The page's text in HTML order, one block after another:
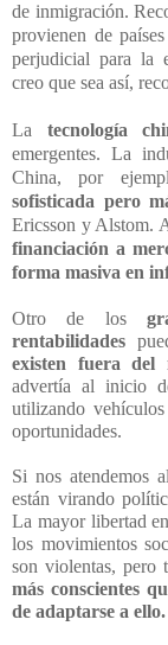
de inmigración.
provienen de
perjudicial para la
creo que sea así,
La tecnología
emergentes. La
China, por
sofisticada pero
Ericsson y Alstom.
financiación a
forma masiva en
Otro de los
rentabilidades
existen fuera del
advertía al inicio
utilizando
oportunidades.
Si nos atendemos al
están virando
La mayor libertad
los movimientos
son violentas, pero
más conscientes
de adaptarse a ello.